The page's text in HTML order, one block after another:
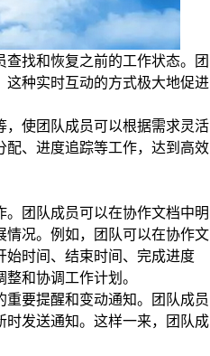
找和恢复之前的工作状态。团
种实时互动的方式极大地促进
使团队成员可以根据需求灵活
、进度追踪等工作，达到高效
团队成员可以在协作文档中明
况。例如，团队可以在协作文
时间、结束时间、完成进度
和协调工作计划。
要提醒和变动通知。团队成员
发送通知。这样一来，团队成